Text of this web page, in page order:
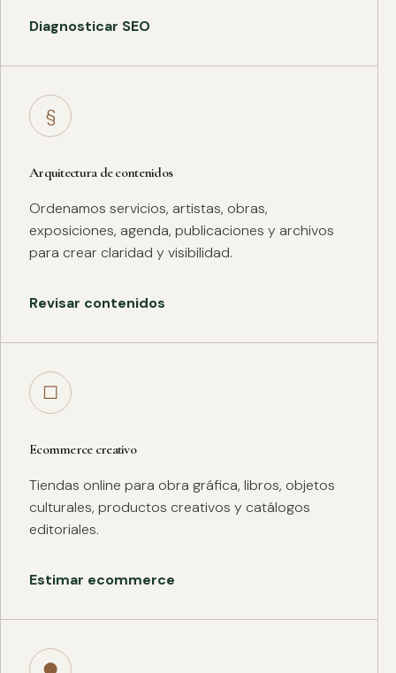
Diagnosticar SEO
§
Arquitectura de contenidos
Ordenamos servicios, artistas, obras,
exposiciones, agenda, publicaciones y archivos
para crear claridad y visibilidad.
Revisar contenidos
□
Ecommerce creativo
Tiendas online para obra gráfica, libros, objetos
culturales, productos creativos y catálogos
editoriales.
Estimar ecommerce